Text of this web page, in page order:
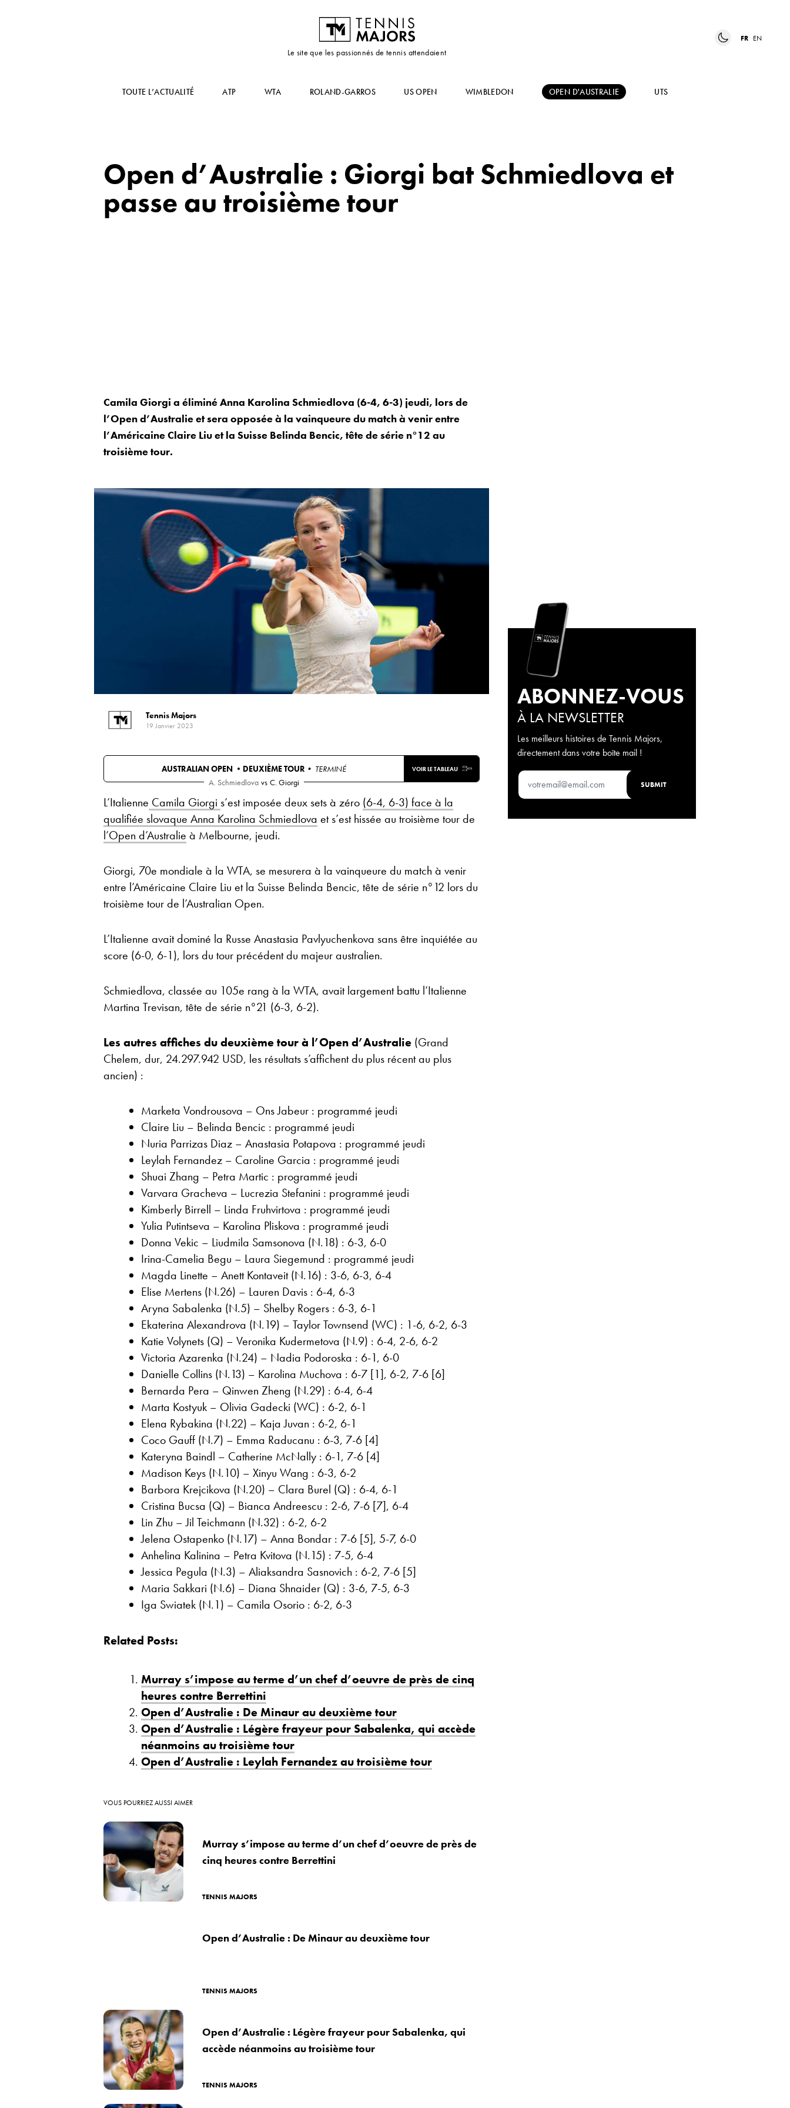
Le site que les passionnés de tennis attendaient
FR EN
TOUTE L’ACTUALITÉ ATP WTA ROLAND-GARROS US OPEN WIMBLEDON OPEN D'AUSTRALIE UTS
Open d’Australie : Giorgi bat Schmiedlova et
passe au troisième tour
Camila Giorgi a éliminé Anna Karolina Schmiedlova (6-4, 6-3) jeudi, lors de
l’Open d’Australie et sera opposée à la vainqueure du match à venir entre
l’Américaine Claire Liu et la Suisse Belinda Bencic, tête de série n°12 au
troisième tour.
Tennis Majors
19 Janvier 2023
AUSTRALIAN OPEN • DEUXIÈME TOUR • TERMINÉ VOIR LE TABLEAU
A. Schmiedlova vs C. Giorgi
L’Italienne Camila Giorgi s’est imposée deux sets à zéro (6-4, 6-3) face à la
qualifiée slovaque Anna Karolina Schmiedlova et s’est hissée au troisième tour de
l’Open d’Australie à Melbourne, jeudi.
Giorgi, 70e mondiale à la WTA, se mesurera à la vainqueure du match à venir
entre l’Américaine Claire Liu et la Suisse Belinda Bencic, tête de série n°12 lors du
troisième tour de l’Australian Open.
L’Italienne avait dominé la Russe Anastasia Pavlyuchenkova sans être inquiétée au
score (6-0, 6-1), lors du tour précédent du majeur australien.
Schmiedlova, classée au 105e rang à la WTA, avait largement battu l’Italienne
Martina Trevisan, tête de série n°21 (6-3, 6-2).
Les autres affiches du deuxième tour à l’Open d’Australie (Grand
Chelem, dur, 24.297.942 USD, les résultats s’affichent du plus récent au plus
ancien) :
Marketa Vondrousova – Ons Jabeur : programmé jeudi
Claire Liu – Belinda Bencic : programmé jeudi
Nuria Parrizas Diaz – Anastasia Potapova : programmé jeudi
Leylah Fernandez – Caroline Garcia : programmé jeudi
Shuai Zhang – Petra Martic : programmé jeudi
Varvara Gracheva – Lucrezia Stefanini : programmé jeudi
Kimberly Birrell – Linda Fruhvirtova : programmé jeudi
Yulia Putintseva – Karolina Pliskova : programmé jeudi
Donna Vekic – Liudmila Samsonova (N.18) : 6-3, 6-0
Irina-Camelia Begu – Laura Siegemund : programmé jeudi
Magda Linette – Anett Kontaveit (N.16) : 3-6, 6-3, 6-4
Elise Mertens (N.26) – Lauren Davis : 6-4, 6-3
Aryna Sabalenka (N.5) – Shelby Rogers : 6-3, 6-1
Ekaterina Alexandrova (N.19) – Taylor Townsend (WC) : 1-6, 6-2, 6-3
Katie Volynets (Q) – Veronika Kudermetova (N.9) : 6-4, 2-6, 6-2
Victoria Azarenka (N.24) – Nadia Podoroska : 6-1, 6-0
Danielle Collins (N.13) – Karolina Muchova : 6-7 [1], 6-2, 7-6 [6]
Bernarda Pera – Qinwen Zheng (N.29) : 6-4, 6-4
Marta Kostyuk – Olivia Gadecki (WC) : 6-2, 6-1
Elena Rybakina (N.22) – Kaja Juvan : 6-2, 6-1
Coco Gauff (N.7) – Emma Raducanu : 6-3, 7-6 [4]
Kateryna Baindl – Catherine McNally : 6-1, 7-6 [4]
Madison Keys (N.10) – Xinyu Wang : 6-3, 6-2
Barbora Krejcikova (N.20) – Clara Burel (Q) : 6-4, 6-1
Cristina Bucsa (Q) – Bianca Andreescu : 2-6, 7-6 [7], 6-4
Lin Zhu – Jil Teichmann (N.32) : 6-2, 6-2
Jelena Ostapenko (N.17) – Anna Bondar : 7-6 [5], 5-7, 6-0
Anhelina Kalinina – Petra Kvitova (N.15) : 7-5, 6-4
Jessica Pegula (N.3) – Aliaksandra Sasnovich : 6-2, 7-6 [5]
Maria Sakkari (N.6) – Diana Shnaider (Q) : 3-6, 7-5, 6-3
Iga Swiatek (N.1) – Camila Osorio : 6-2, 6-3
Related Posts:
Murray s’impose au terme d’un chef d’oeuvre de près de cinq
heures contre Berrettini
Open d’Australie : De Minaur au deuxième tour
Open d’Australie : Légère frayeur pour Sabalenka, qui accède
néanmoins au troisième tour
Open d’Australie : Leylah Fernandez au troisième tour
VOUS POURRIEZ AUSSI AIMER
Murray s’impose au terme d’un chef d’oeuvre de près de
cinq heures contre Berrettini
TENNIS MAJORS
Open d’Australie : De Minaur au deuxième tour
TENNIS MAJORS
Open d’Australie : Légère frayeur pour Sabalenka, qui
accède néanmoins au troisième tour
TENNIS MAJORS
ABONNEZ-VOUS
À LA NEWSLETTER
Les meilleurs histoires de Tennis Majors,
directement dans votre boîte mail !